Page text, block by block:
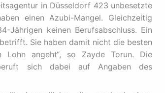
in Düsseldorf 423 unbesetzte
einen Azubi-Mangel. Gleichzeitig
Jährigen keinen Berufsabschluss. Ein
Sie haben damit nicht die besten
angeht“, so Zayde Torun. Die
sich dabei auf Angaben des